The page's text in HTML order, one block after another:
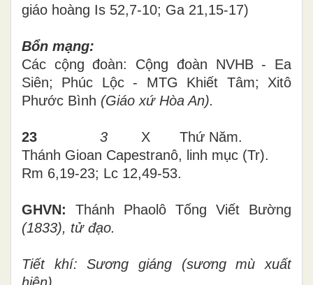
giáo hoàng Is 52,7-10; Ga 21,15-17)
Bổn mạng:
Các cộng đoàn: Cộng đoàn NVHB - Ea
Siên; Phúc Lộc - MTG Khiết Tâm; Xitô
Phước Bình (Giáo xứ Hòa An).
23 3 X Thứ Năm.
Thánh Gioan Capestranô, linh mục (Tr).
Rm 6,19-23; Lc 12,49-53.
GHVN: Thánh Phaolô Tống Viết Bường
(1833), tử đạo.
Tiết khí: Sương giáng (sương mù xuất
hiện).